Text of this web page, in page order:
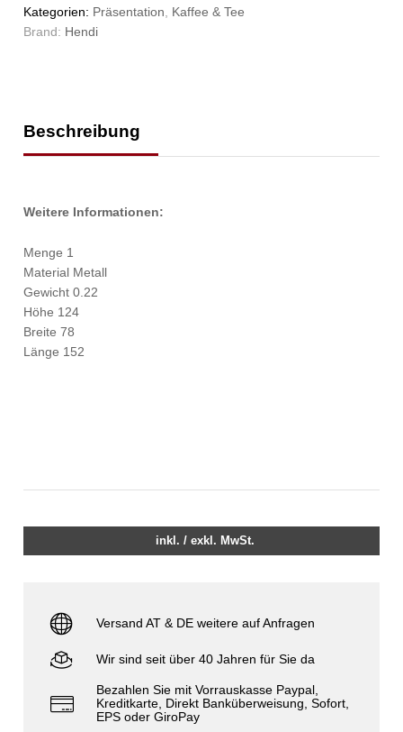
Kategorien: Präsentation
Kaffee & Tee
Brand: Hendi
Beschreibung
Weitere Informationen:
Menge 1
Material Metall
Gewicht 0.22
Höhe 124
Breite 78
Länge 152
inkl. / exkl. MwSt.
Versand AT & DE weitere auf Anfragen
Wir sind seit über 40 Jahren für Sie da
Bezahlen Sie mit Vorrauskasse Paypal,
Kreditkarte, Direkt Banküberweisung, Sofort,
EPS oder GiroPay